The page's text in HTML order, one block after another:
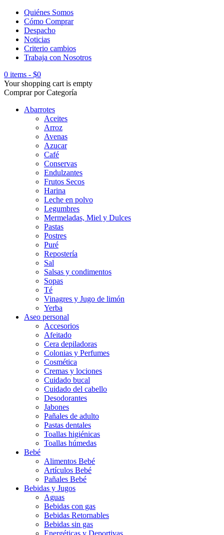
Quiénes Somos
Cómo Comprar
Despacho
Noticias
Criterio cambios
Trabaja con Nosotros
0 items - $0
Your shopping cart is empty
Comprar por Categoría
Abarrotes
Aceites
Arroz
Avenas
Azucar
Café
Conservas
Endulzantes
Frutos Secos
Harina
Leche en polvo
Legumbres
Mermeladas, Miel y Dulces
Pastas
Postres
Puré
Repostería
Sal
Salsas y condimentos
Sopas
Té
Vinagres y Jugo de limón
Yerba
Aseo personal
Accesorios
Afeitado
Cera depiladoras
Colonias y Perfumes
Cosmética
Cremas y lociones
Cuidado bucal
Cuidado del cabello
Desodorantes
Jabones
Pañales de adulto
Pastas dentales
Toallas higiénicas
Toallas húmedas
Bebé
Alimentos Bebé
Artículos Bebé
Pañales Bebé
Bebidas y Jugos
Aguas
Bebidas con gas
Bebidas Retornables
Bebidas sin gas
Energéticas y Deportivas